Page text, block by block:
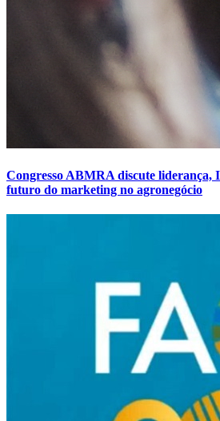
Congresso ABMRA discute liderança,
futuro do marketing no agronegócio